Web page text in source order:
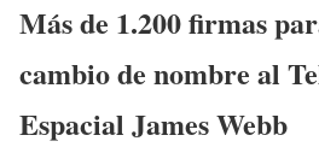
Más de 1.200 firmas
cambio de nombre al
Espacial James Webb